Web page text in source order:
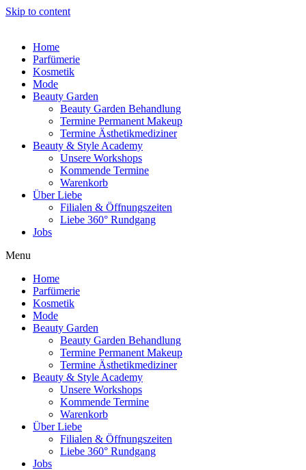
Skip to content
Home
Parfümerie
Kosmetik
Mode
Beauty Garden
Beauty Garden Behandlung
Termine Permanent Makeup
Termine Ästhetikmediziner
Beauty & Style Academy
Unsere Workshops
Kommende Termine
Warenkorb
Über Liebe
Filialen & Öffnungszeiten
Liebe 360° Rundgang
Jobs
Menu
Home
Parfümerie
Kosmetik
Mode
Beauty Garden
Beauty Garden Behandlung
Termine Permanent Makeup
Termine Ästhetikmediziner
Beauty & Style Academy
Unsere Workshops
Kommende Termine
Warenkorb
Über Liebe
Filialen & Öffnungszeiten
Liebe 360° Rundgang
Jobs